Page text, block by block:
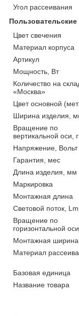
Угол рассеивания
Пользовательские
Цвет свечения
Материал корпуса
Артикул
Мощность, Вт
Количество на
«Москва»
Цвет основной
Ширина изделия,
Вращение по
вертикальной оси,
Напряжение, Вольт
Гарантия, мес
Длина изделия, мм
Маркировка
Монтажная длина
Световой поток, Lm
Вращение по
горизонтальной
Монтажная ширина
Материал
Базовая единица
Название товара